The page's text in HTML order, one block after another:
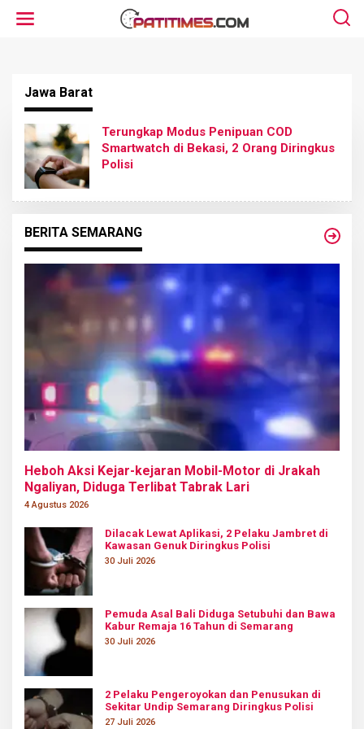
Jawa Barat
Terungkap Modus Penipuan COD
Smartwatch di Bekasi, 2 Orang Diringkus
Polisi
BERITA SEMARANG
Heboh Aksi Kejar-kejaran Mobil-Motor di Jrakah
Ngaliyan, Diduga Terlibat Tabrak Lari
4 Agustus 2026
Dilacak Lewat Aplikasi, 2 Pelaku Jambret di
Kawasan Genuk Diringkus Polisi
30 Juli 2026
Pemuda Asal Bali Diduga Setubuhi dan Bawa
Kabur Remaja 16 Tahun di Semarang
30 Juli 2026
2 Pelaku Pengeroyokan dan Penusukan di
Sekitar Undip Semarang Diringkus Polisi
27 Juli 2026